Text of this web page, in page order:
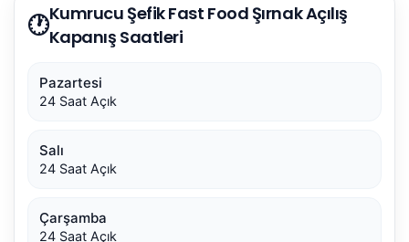
🕐Kumrucu Şefik Fast Food Şırnak Açılış
Kapanış Saatleri
Pazartesi
24 Saat Açık
Salı
24 Saat Açık
Çarşamba
24 Saat Açık